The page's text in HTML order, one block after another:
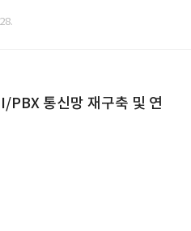
PBX 통신망 재구축 및 연